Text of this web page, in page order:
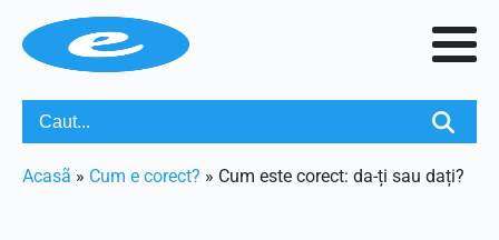
Acasã » Cum e corect? » Cum este corect: da-ți sau dați?